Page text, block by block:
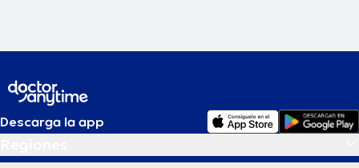
Descarga la app